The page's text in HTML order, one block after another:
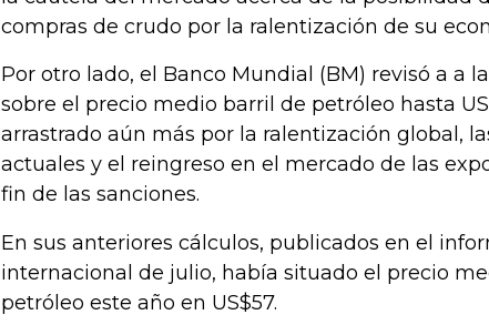
compras de crudo por la ralentización de su
Por otro lado, el Banco Mundial (BM) revisó a a
sobre el precio medio barril de petróleo hasta
arrastrado aún más por la ralentización global,
actuales y el reingreso en el mercado de las
fin de las sanciones.
En sus anteriores cálculos, publicados en el
internacional de julio, había situado el precio
petróleo este año en US$57.